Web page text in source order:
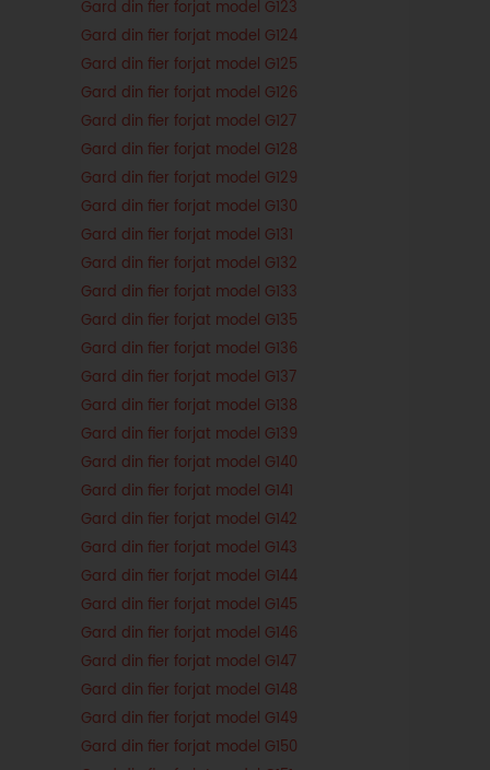
Gard din fier forjat model G123
Gard din fier forjat model G124
Gard din fier forjat model G125
Gard din fier forjat model G126
Gard din fier forjat model G127
Gard din fier forjat model G128
Gard din fier forjat model G129
Gard din fier forjat model G130
Gard din fier forjat model G131
Gard din fier forjat model G132
Gard din fier forjat model G133
Gard din fier forjat model G135
Gard din fier forjat model G136
Gard din fier forjat model G137
Gard din fier forjat model G138
Gard din fier forjat model G139
Gard din fier forjat model G140
Gard din fier forjat model G141
Gard din fier forjat model G142
Gard din fier forjat model G143
Gard din fier forjat model G144
Gard din fier forjat model G145
Gard din fier forjat model G146
Gard din fier forjat model G147
Gard din fier forjat model G148
Gard din fier forjat model G149
Gard din fier forjat model G150